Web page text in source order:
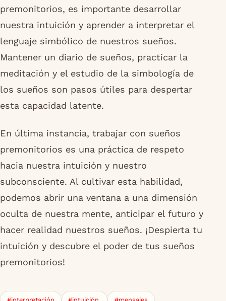
premonitorios, es importante desarrollar
nuestra intuición y aprender a interpretar el
lenguaje simbólico de nuestros sueños.
Mantener un diario de sueños, practicar la
meditación y el estudio de la simbología de
los sueños son pasos útiles para despertar
esta capacidad latente.
En última instancia, trabajar con sueños
premonitorios es una práctica de respeto
hacia nuestra intuición y nuestro
subconsciente. Al cultivar esta habilidad,
podemos abrir una ventana a una dimensión
oculta de nuestra mente, anticipar el futuro y
hacer realidad nuestros sueños. ¡Despierta tu
intuición y descubre el poder de tus sueños
premonitorios!